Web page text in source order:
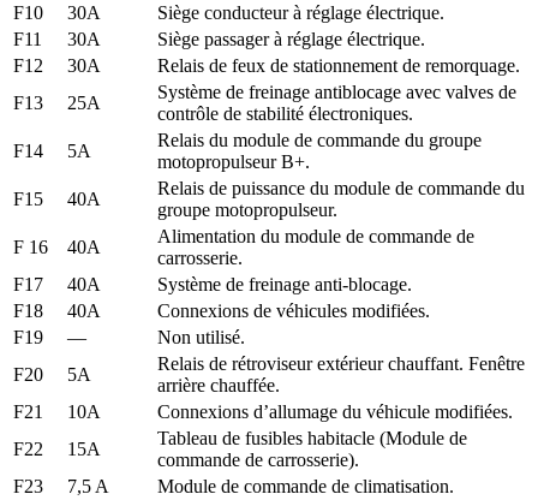
F10
30A
Siège conducteur à réglage électrique.
F11
30A
Siège passager à réglage électrique.
F12
30A
Relais de feux de stationnement de remorquage.
F13
25A
Système de freinage antiblocage avec valves de
contrôle de stabilité électroniques.
F14
5A
Relais du module de commande du groupe
motopropulseur B+.
F15
40A
Relais de puissance du module de commande du
groupe motopropulseur.
F 16
40A
Alimentation du module de commande de
carrosserie.
F17
40A
Système de freinage anti-blocage.
F18
40A
Connexions de véhicules modifiées.
F19
—
Non utilisé.
F20
5A
Relais de rétroviseur extérieur chauffant. Fenêtre
arrière chauffée.
F21
10A
Connexions d’allumage du véhicule modifiées.
F22
15A
Tableau de fusibles habitacle (Module de
commande de carrosserie).
F23
7,5 A
Module de commande de climatisation.